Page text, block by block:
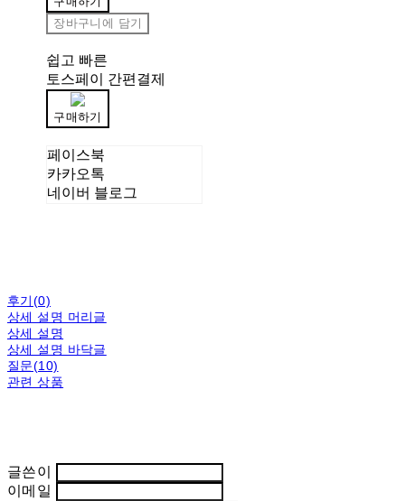
장바구니에 담기
쉽고 빠른
토스페이 간편결제
구매하기
페이스북
카카오톡
네이버 블로그
후기(0)
상세 설명 머리글
상세 설명
상세 설명 바닥글
질문(10)
관련 상품
글쓴이
이메일